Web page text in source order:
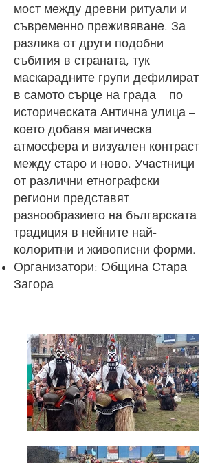
мост между древни ритуали и
съвременно преживяване. За
разлика от други подобни
събития в страната, тук
маскарадните групи дефилират
в самото сърце на града – по
историческата Антична улица –
което добавя магическа
атмосфера и визуален контраст
между старо и ново. Участници
от различни етнографски
региони представят
разнообразието на българската
традиция в нейните най-
колоритни и живописни форми.
Организатори: Община Стара
Загора